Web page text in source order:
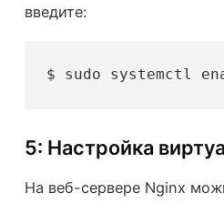
введите:
$ sudo systemctl
5: Настройка
На веб-сервере Nginx